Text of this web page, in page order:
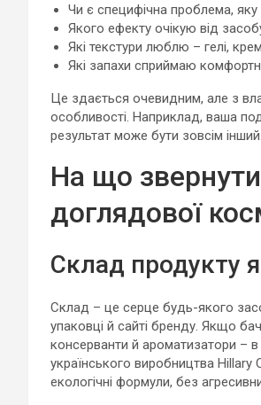
Чи є специфічна проблема, яку
Якого ефекту очікую від
Які текстури люблю – гелі,
Які запахи сприймаю
Це здається очевидним, але з
особливості. Наприклад, ваша
результат може бути зовсім інший.
На що звернути
доглядової
Склад продукту
Склад – це серце будь-якого
упаковці й сайті бренду. Якщо
консерванти й ароматизатори – в
українського виробництва
екологічні формули, без